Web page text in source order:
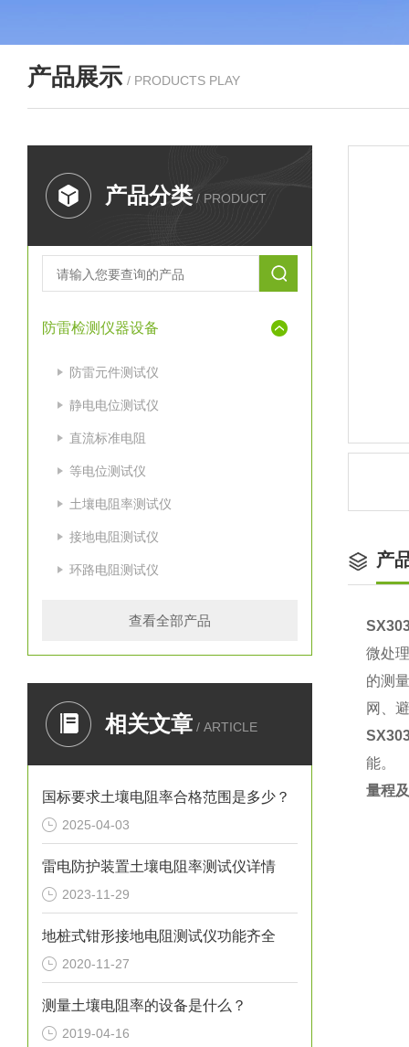
产品展示 / PRODUCTS PLAY
产品分类 / PRODUCT
防雷检测仪器设备
防雷元件测试仪
静电电位测试仪
直流标准电阻
等电位测试仪
土壤电阻率测试仪
接地电阻测试仪
环路电阻测试仪
查看全部产品
相关文章 / ARTICLE
国标要求土壤电阻率合格范围是多少？
2025-04-03
雷电防护装置土壤电阻率测试仪详情
2023-11-29
地桩式钳形接地电阻测试仪功能齐全
2020-11-27
测量土壤电阻率的设备是什么？
2019-04-16
产
微处
的测
网、
能。
量程